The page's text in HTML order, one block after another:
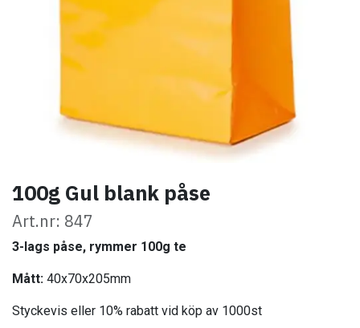
100g Gul blank påse
Art.nr: 847
3-lags påse, rymmer 100g te
Mått: 40x70x205mm
Styckevis eller 10% rabatt vid köp av 1000st